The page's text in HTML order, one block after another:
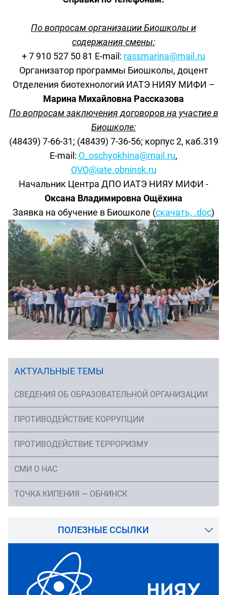
По вопросам организации Биошколы и
содержания смены:
+ 7910 527 50 81 E-mail : rassmarina@mail .ru
Организатор программы Биошколы, доцент
Отделения биотехнологий ИАТЭ НИЯУ МИФИ –
Марина Михайловна Рассказова
По вопросам заключения договоров на участие в
Биошколе:
(48439) 7-66-31; (48439) 7-36-56; корпус 2, каб.319
E-mail : O oschyokhina@mail .ru,
OVO@iate.obninsk.ru
Начальник Центра ДПО ИАТЭ НИЯУ МИФИ -
Оксана Владимировна Ощёхина
Заявка на обучение в Биошколе (скачать, .doc)
АКТУАЛЬНЫЕ ТЕМЫ
СВЕДЕНИЯ ОБ ОБРАЗОВАТЕЛЬНОЙ ОРГАНИЗАЦИИ
ПРОТИВОДЕЙСТВИЕ КОРРУПЦИИ
ПРОТИВОДЕЙСТВИЕ ТЕРРОРИЗМУ
СМИ О НАС
ТОЧКА КИПЕНИЯ — ОБНИНСК
ПОЛЕЗНЫЕ ССЫЛКИ